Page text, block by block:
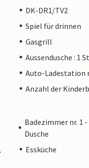
DK-DR1/TV2
Spiel für drinnen
Gasgrill
Aussendusche : 1
Auto-Ladestation
Anzahl der
Badezimmer nr. 1 -
Dusche
Essküche